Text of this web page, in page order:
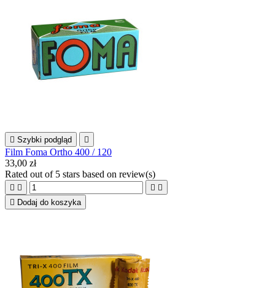
 Szybki podgląd 
Film Foma Ortho 400 / 120
33,00 zł
Rated out of 5 stars based on review(s)
   
 Dodaj do koszyka